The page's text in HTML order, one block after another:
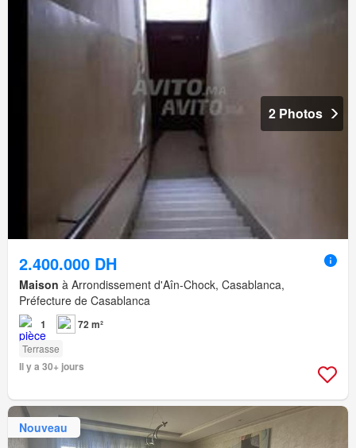
2 Photos
2.400.000 DH
Maison à Arrondissement d'Aîn-Chock, Casablanca,
Préfecture de Casablanca
1 72 m²
Terrasse
Il y a 30+ jours
Nouveau